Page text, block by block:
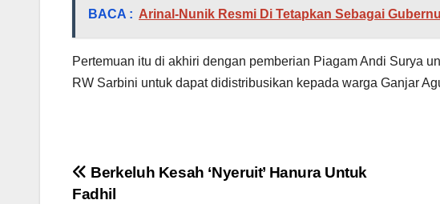
BACA : Arinal-Nunik Resmi Di Tetapkan Sebagai
Pertemuan itu di akhiri dengan pemberian Piagam Andi Surya
RW Sarbini untuk dapat didistribusikan kepada warga Ganjar
Navigasi
Berkeluh Kesah ‘Nyeruit’ Hanura Untuk
Fadhil